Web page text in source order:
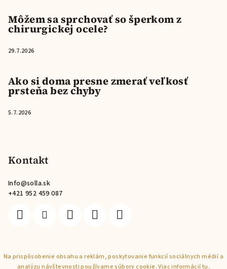
Na prispôsobenie obsahu a reklám, poskytovanie funkcií sociálnych médií a
analýzu návštevnosti používame súbory cookie. Viac informáciítu.
Môžem sa sprchovať so šperkom z
chirurgickej ocele?
29.7.2026
Ako si doma presne zmerať veľkosť
prsteňa bez chyby
5.7.2026
Kontakt
Info@solla.sk
+421 952 459 087
Copyright 2026Solla. Všetky práva vyhradené.